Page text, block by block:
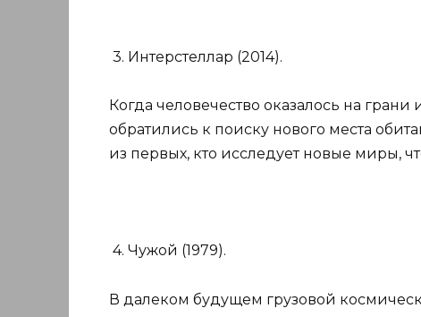
3. Интерстеллар (2014).
Когда человечество оказалось на
обратились к поиску нового места
из первых, кто исследует новые миры,
4. Чужой (1979).
В далеком будущем грузовой